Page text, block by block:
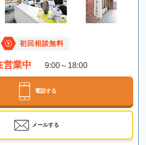
初回相談無料
営業中 9:00～18:00
電話する
メールする